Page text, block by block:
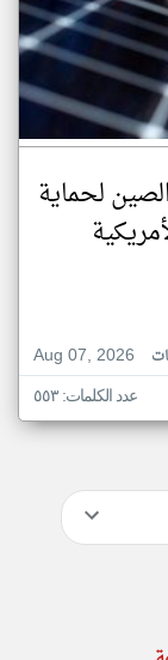
لحماية
Aug 07, 2026
عدد الكلمات: ٥٥٣